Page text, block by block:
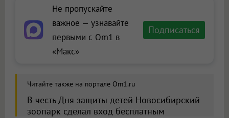
Не пропускайте
важное — узнавайте
первыми с Om1 в
«Макс»
Подписаться
Читайте также на портале Om1.ru
В честь Дня защиты детей Новосибирский
зоопарк сделал вход бесплатным